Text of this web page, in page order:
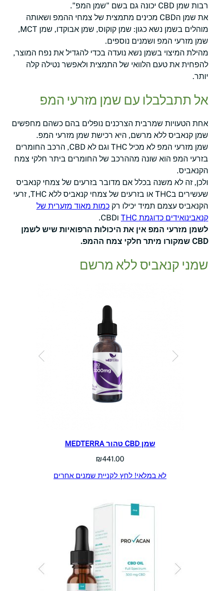
רבות שמן CBD יכונה גם בשם "שמן המפ".
את שמן הCBD מכינים מתמצית של צמחי ההמפ ושאותה
מוהלים בשמן נשא כגון: שמן קוקוס, שמן אבוקדו, שמן MCT,
שמן מזרעי המפ ושמנים נוספים.
מהילת המיצוי בשמן נשא נועדה בכדי להגדיל את נפח המוצר,
להפחית את טעם הלוואי של התמצית ולאפשר נטילה קלה
יותר.
אל תתבלבלו עם שמן מזרעי המפ
אחת הטעויות שמרבית הצרכנים נופלים בהם כשהם מחפשים
שמן קנאביס ללא מרשם, היא רכישת שמן מזרעי המפ.
שמן מזרעי המפ לא מכיל THC וגם לא CBD, הרכב החומרים
בזרעי המפ הוא שונה מההרכב של החומרים ביתר חלקי צמח
הקנאביס.
ולכן, זה לא משנה בכלל אם מדובר בזרעים של צמחי קנאביס
שעשירים בTHC או בזרעים של צמחי קנאביס ללא THC, זרעי
הקנאביס עצמם תמיד יכילו רק כמות מאוד מזערית של
קנאבינואידים כדוגמת THC
וCBD.
לשמן מזרעי המפ אין את היכולות הרפואיות שיש לשמן
CBD שמקורו מיתר חלקי צמח ההמפ.
שמני קנאביס ללא מרשם
שמן CBD טהור MEDTERRA
₪441.00
לא במלאי! לחץ לקניית שמנים אחרים